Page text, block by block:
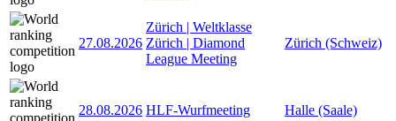
27.08.2026
Zürich | Weltklasse
Zürich | Diamond
League Meeting
Zürich (Schweiz)
28.08.2026 HLF-Wurfmeeting Halle (Saale)